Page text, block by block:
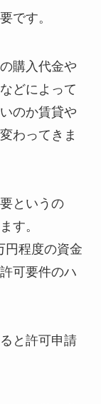
です。
購入代金や
どによって
のか賃貸や
わってきま
というの
す。
円程度の資金
可要件のハ
と許可申請